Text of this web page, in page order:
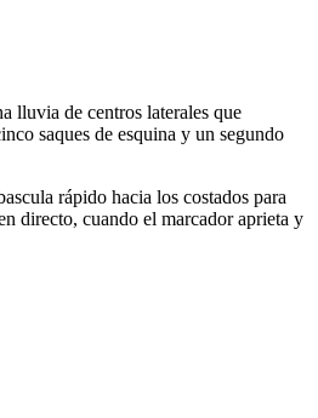
lluvia de centros laterales que
saques de esquina y un segundo
rápido hacia los costados para
directo, cuando el marcador aprieta y